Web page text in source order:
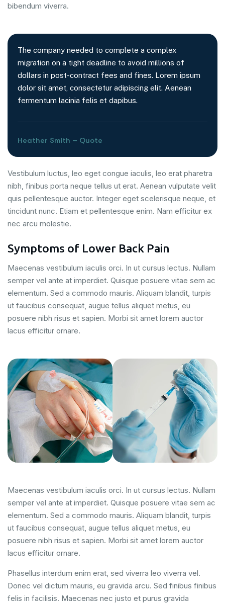
bibendum viverra.
The company needed to complete a complex
migration on a tight deadline to avoid millions of
dollars in post-contract fees and fines. Lorem ipsum
dolor sit amet, consectetur adipiscing elit. Aenean
fermentum lacinia felis et dapibus.
Heather Smith – Quote
Vestibulum luctus, leo eget congue iaculis, leo erat pharetra
nibh, finibus porta neque tellus ut erat. Aenean vulputate velit
quis pellentesque auctor. Integer eget scelerisque neque, et
tincidunt nunc. Etiam et pellentesque enim. Nam efficitur ex
nec arcu molestie.
Symptoms of Lower Back Pain
Maecenas vestibulum iaculis orci. In ut cursus lectus. Nullam
semper vel ante at imperdiet. Quisque posuere vitae sem ac
elementum. Sed a commodo mauris. Aliquam blandit, turpis
ut faucibus consequat, augue tellus aliquet metus, eu
posuere nibh risus et sapien. Morbi sit amet lorem auctor
lacus efficitur ornare.
Maecenas vestibulum iaculis orci. In ut cursus lectus. Nullam
semper vel ante at imperdiet. Quisque posuere vitae sem ac
elementum. Sed a commodo mauris. Aliquam blandit, turpis
ut faucibus consequat, augue tellus aliquet metus, eu
posuere nibh risus et sapien. Morbi sit amet lorem auctor
lacus efficitur ornare.
Phasellus interdum enim erat, sed viverra leo viverra vel.
Donec vel dictum mauris, eu gravida arcu. Sed finibus finibus
felis in facilisis. Maecenas nec justo et purus gravida